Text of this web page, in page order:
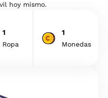
hoy mismo.
1
Ropa
1
Monedas